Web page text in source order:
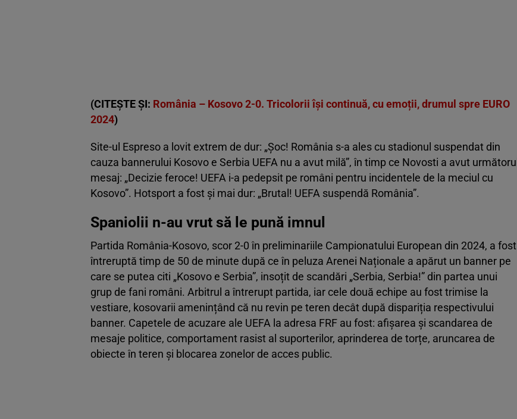
(CITEȘTE ȘI: România – Kosovo 2-0. Tricolorii își continuă, cu emoții, drumul spre EURO
2024)
Site-ul Espreso a lovit extrem de dur: „Șoc! România s-a ales cu stadionul suspendat din
cauza bannerului Kosovo e Serbia UEFA nu a avut milă”, în timp ce Novosti a avut următorul
mesaj: „Decizie feroce! UEFA i-a pedepsit pe români pentru incidentele de la meciul cu
Kosovo”. Hotsport a fost și mai dur: „Brutal! UEFA suspendă România”.
Spaniolii n-au vrut să le pună imnul
Partida România-Kosovo, scor 2-0 în preliminariile Campionatului European din 2024, a fost
întreruptă timp de 50 de minute după ce în peluza Arenei Naționale a apărut un banner pe
care se putea citi „Kosovo e Serbia”, insoțit de scandări „Serbia, Serbia!” din partea unui
grup de fani români. Arbitrul a întrerupt partida, iar cele două echipe au fost trimise la
vestiare, kosovarii amenințând că nu revin pe teren decât după dispariția respectivului
banner. Capetele de acuzare ale UEFA la adresa FRF au fost: afișarea și scandarea de
mesaje politice, comportament rasist al suporterilor, aprinderea de torțe, aruncarea de
obiecte în teren și blocarea zonelor de acces public.